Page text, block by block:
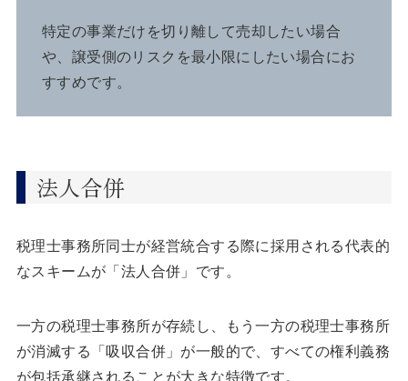
特定の事業だけを切り離して売却したい場合
や、譲受側のリスクを最小限にしたい場合にお
すすめです。
法人合併
税理士事務所同士が経営統合する際に採用される代表的
なスキームが「法人合併」です。
一方の税理士事務所が存続し、もう一方の税理士事務所
が消滅する「吸収合併」が一般的で、すべての権利義務
が包括承継されることが大きな特徴です。